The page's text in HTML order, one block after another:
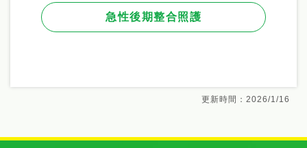
急性後期整合照護
更新時間：2026/1/16